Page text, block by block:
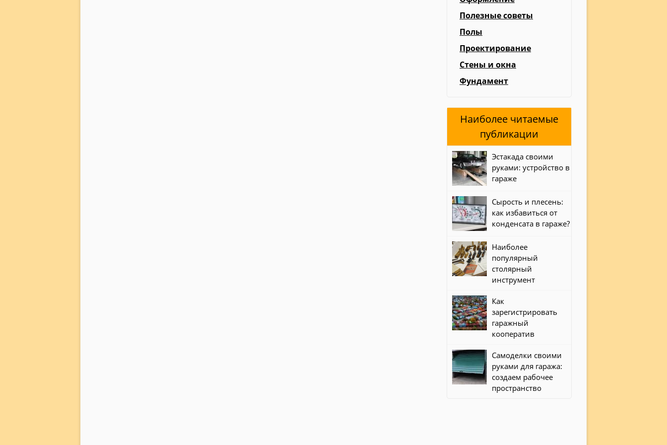
Полезные советы
Полы
Проектирование
Стены и окна
Фундамент
Наиболее читаемые
публикации
Эстакада своими
руками: устройство в
гараже
Сырость и плесень:
как избавиться от
конденсата в гараже?
Наиболее
популярный
столярный
инструмент
Как
зарегистрировать
гаражный
кооператив
Самоделки своими
руками для гаража:
создаем рабочее
пространство